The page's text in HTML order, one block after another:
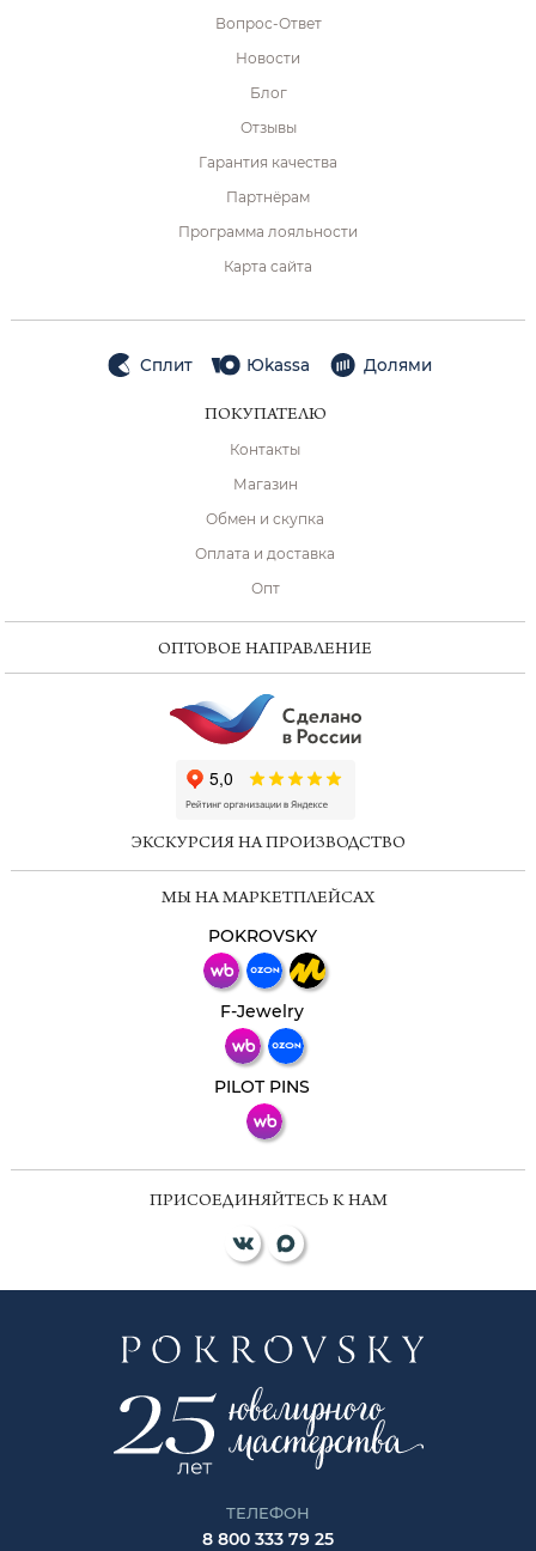
Вопрос-Ответ
Новости
Блог
Отзывы
Гарантия качества
Партнёрам
Программа лояльности
Карта сайта
Сплит Юkassa Долями
ПОКУПАТЕЛЮ
Контакты
Магазин
Обмен и скупка
Оплата и доставка
Опт
ОПТОВОЕ НАПРАВЛЕНИЕ
ЭКСКУРСИЯ НА ПРОИЗВОДСТВО
МЫ НА МАРКЕТПЛЕЙСАХ
POKROVSKY
F-Jewelry
PILOT PINS
ПРИСОЕДИНЯЙТЕСЬ К НАМ
ТЕЛЕФОН
8 800 333 79 25